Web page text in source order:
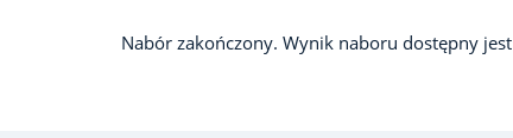
Nabór zakończony. Wynik naboru dostępny jest